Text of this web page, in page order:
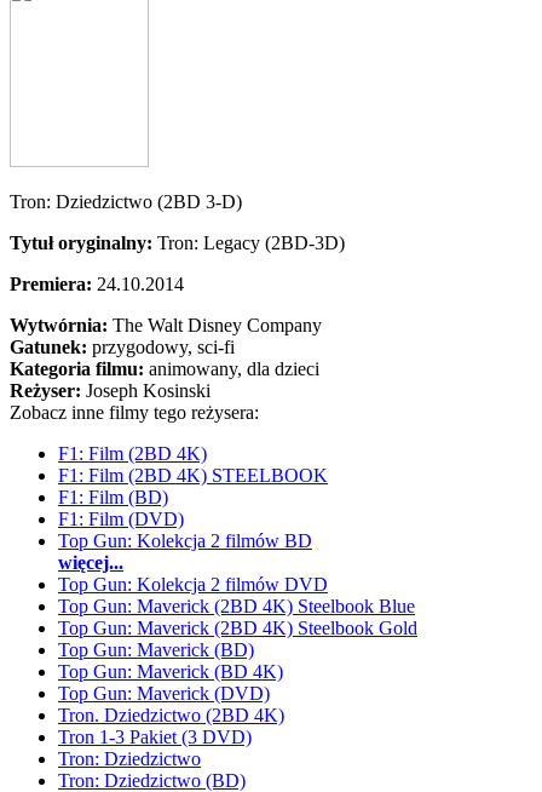
Tron: Dziedzictwo (2BD 3-D)
Tytuł oryginalny: Tron: Legacy (2BD-3D)
Premiera: 24.10.2014
Wytwórnia: The Walt Disney Company
Gatunek: przygodowy, sci-fi
Kategoria filmu: animowany, dla dzieci
Reżyser: Joseph Kosinski
Zobacz inne filmy tego reżysera:
F1: Film (2BD 4K)
F1: Film (2BD 4K) STEELBOOK
F1: Film (BD)
F1: Film (DVD)
Top Gun: Kolekcja 2 filmów BD
więcej...
Top Gun: Kolekcja 2 filmów DVD
Top Gun: Maverick (2BD 4K) Steelbook Blue
Top Gun: Maverick (2BD 4K) Steelbook Gold
Top Gun: Maverick (BD)
Top Gun: Maverick (BD 4K)
Top Gun: Maverick (DVD)
Tron. Dziedzictwo (2BD 4K)
Tron 1-3 Pakiet (3 DVD)
Tron: Dziedzictwo
Tron: Dziedzictwo (BD)